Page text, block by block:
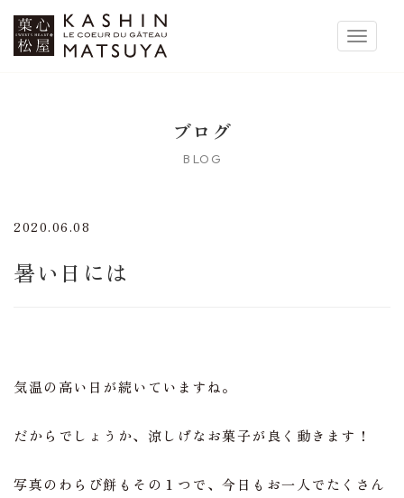
ブログ
BLOG
2020.06.08
暑い日には
気温の高い日が続いていますね。
だからでしょうか、涼しげなお菓子が良く動きます！
写真のわらび餅もその１つで、今日もお一人でたくさん